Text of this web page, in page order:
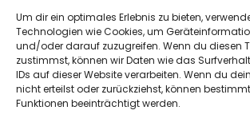
Um dir ein optimales Erlebnis zu bieten,
Technologien wie Cookies, um
und/oder darauf zuzugreifen. Wenn du diesen
zustimmst, können wir Daten wie das
IDs auf dieser Website verarbeiten. Wenn du
nicht erteilst oder zurückziehst, können
Funktionen beeinträchtigt werden.